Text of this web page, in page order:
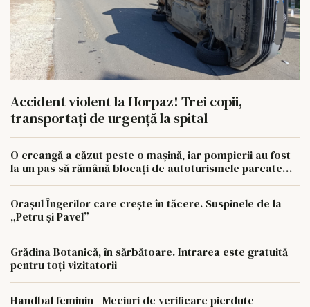
Accident violent la Horpaz! Trei copii,
transportați de urgență la spital
O creangă a căzut peste o mașină, iar pompierii au fost
la un pas să rămână blocați de autoturismele parcate
aiurea
Orașul Îngerilor care crește în tăcere. Suspinele de la
„Petru și Pavel”
Grădina Botanică, în sărbătoare. Intrarea este gratuită
pentru toți vizitatorii
Handbal feminin - Meciuri de verificare pierdute